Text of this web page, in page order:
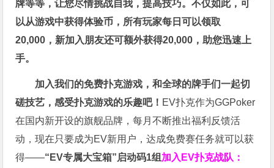
牌等等，让您尽情挑战自我，提高技巧。不仅如此，可
以从游戏中获得体验币，所有玩家每日可以领取
20,000，新加入朋友还可额外获得20,000，助您迅速上
手。
加入我们的免费扑克游戏，和全球的牌手们一起切
磋技艺，感受扑克游戏的乐趣吧！ EV扑克作为GGPoker
在国内新开设的旗舰品牌，每月不断推出福利反馈活
动，现在只要成为EV新用户，达成免费赛任务就可以获
得——“EV专属大宝箱”启动码1组 加入EV扑克战队：